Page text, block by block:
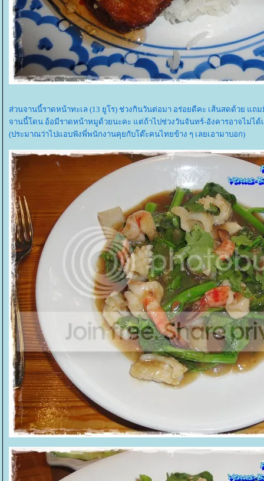
ส่วนจานนี้ราดหน้าทะเล (13 ยูโร) ช่วงกินวันต่อมา อร่อยดีคะ เส้นสดด้วย แ
จานนี้โดน อ้อมีราดหน้าหมูด้วยนะคะ แต่ถ้าไปช่วงวันจันทร์-อังคารอาจไม่ได้
(ประมาณว่าไปแอบฟังพี่พนักงานคุยกับโต๊ะคนไทยข้าง ๆ เลยเอามาบอก)